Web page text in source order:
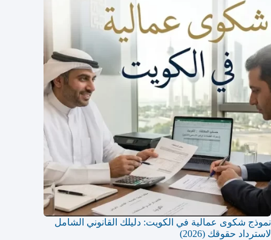
نموذج شكوى عمالية في الكويت: دليلك القانوني الشامل
لاسترداد حقوقك (2026)